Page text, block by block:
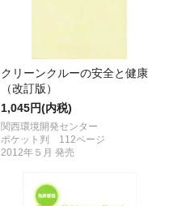
クリーンクルーの安全と健康
（改訂版）
1,045円(内税)
関西環境開発センター
ポケット判 112ページ
2012年５月 発売